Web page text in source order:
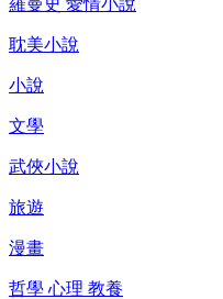
羅曼史 愛情小說
耽美小說
小說
文學
武俠小說
旅遊
漫畫
哲學 心理 教養